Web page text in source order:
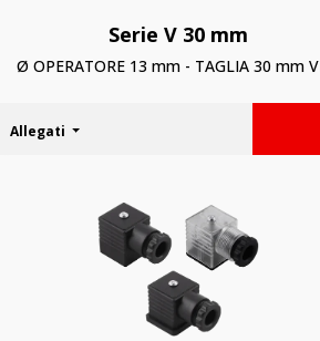
Serie V 30 mm
Ø OPERATORE 13 mm - TAGLIA 30 mm
Allegati